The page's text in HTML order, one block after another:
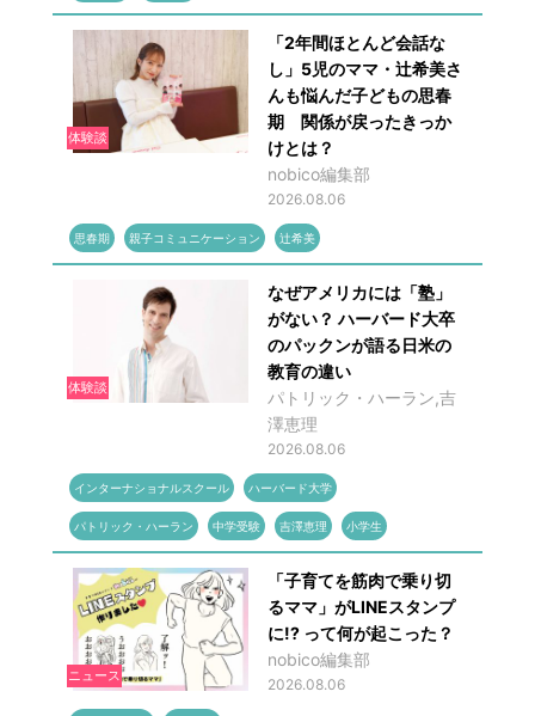
体験談
「2年間ほとんど会話な
し」5児のママ・辻希美さ
んも悩んだ子どもの思春
期 関係が戻ったきっか
けとは？
nobico編集部
2026.08.06
思春期 親子コミュニケーション 辻希美
体験談
なぜアメリカには「塾」
がない？ ハーバード大卒
のパックンが語る日米の
教育の違い
パトリック・ハーラン,吉
澤恵理
2026.08.06
インターナショナルスクール ハーバード大学
パトリック・ハーラン 中学受験 吉澤恵理 小学生
ニュース
「子育てを筋肉で乗り切
るママ」がLINEスタンプ
に!? って何が起こった？
nobico編集部
2026.08.06